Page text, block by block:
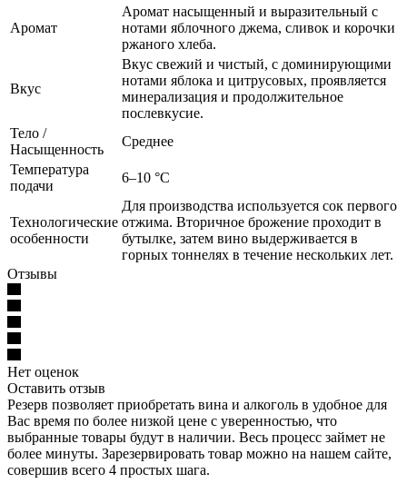
Аромат
Аромат насыщенный и выразительный с
нотами яблочного джема, сливок и корочки
ржаного хлеба.
Вкус
Вкус свежий и чистый, с доминирующими
нотами яблока и цитрусовых, проявляется
минерализация и продолжительное
послевкусие.
Тело /
Насыщенность
Среднее
Температура
подачи
6–10 °С
Технологические
особенности
Для производства используется сок первого
отжима. Вторичное брожение проходит в
бутылке, затем вино выдерживается в
горных тоннелях в течение нескольких лет.
Отзывы
Нет оценок
Оставить отзыв
Резерв позволяет приобретать вина и алкоголь в удобное для
Вас время по более низкой цене с уверенностью, что
выбранные товары будут в наличии. Весь процесс займет не
более минуты. Зарезервировать товар можно на нашем сайте,
совершив всего 4 простых шага.